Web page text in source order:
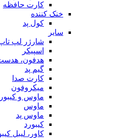
کارت حافظه
خنک کننده
کول پد
سایر
شارژر لپ
اسپیکر
هدفون،
گیم پد
کارت صدا
میکروفون
ماوس و
ماوس
ماوس پد
کیبورد
کاور، لیبل